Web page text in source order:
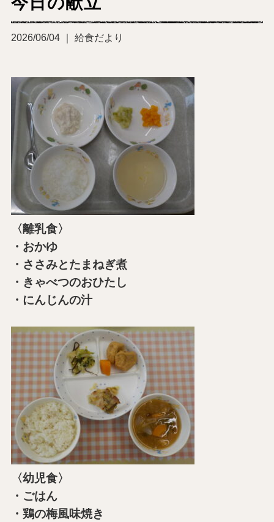
2026/06/04 ｜ 給食だより
〈離乳食〉
・おかゆ
・ささみとたまねぎ煮
・きゃべつのおひたし
・にんじんの汁
〈幼児食〉
・ごはん
・鶏の梅風味焼き